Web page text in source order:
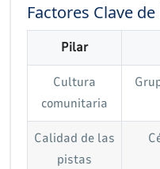
Factores Clave
Pilar
Cultura
comunitaria
Calidad de las
pistas